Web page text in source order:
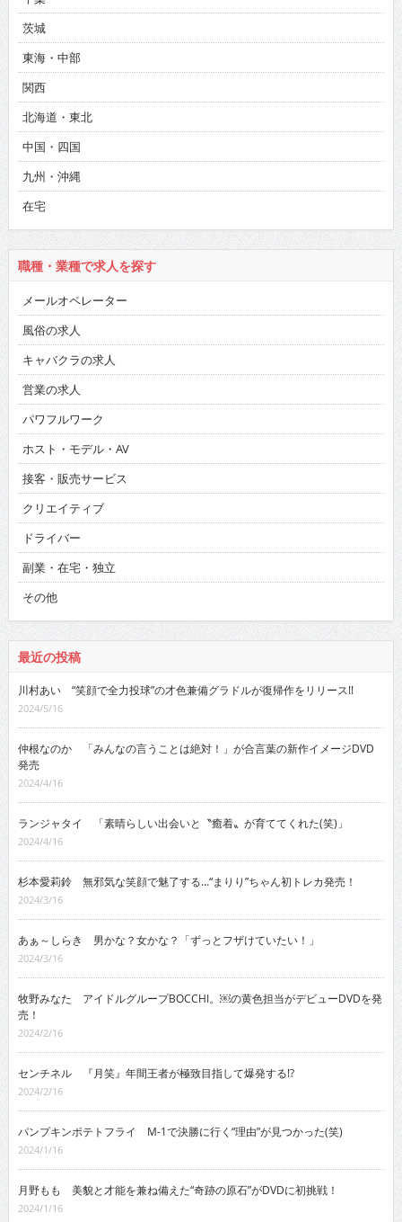
茨城
東海・中部
関西
北海道・東北
中国・四国
九州・沖縄
在宅
職種・業種で求人を探す
メールオペレーター
風俗の求人
キャバクラの求人
営業の求人
パワフルワーク
ホスト・モデル・AV
接客・販売サービス
クリエイティブ
ドライバー
副業・在宅・独立
その他
最近の投稿
川村あい “笑顔で全力投球”の才色兼備グラドルが復帰作をリリース!!
2024/5/16
仲根なのか 「みんなの言うことは絶対！」が合言葉の新作イメージDVD
発売
2024/4/16
ランジャタイ 「素晴らしい出会いと〝癒着〟が育ててくれた(笑)」
2024/4/16
杉本愛莉鈴 無邪気な笑顔で魅了する…“まりり”ちゃん初トレカ発売！
2024/3/16
あぁ～しらき 男かな？女かな？「ずっとフザけていたい！」
2024/3/16
牧野みなた アイドルグループBOCCHI。￼の黄色担当がデビューDVDを発
売！
2024/2/16
センチネル 『月笑』年間王者が極致目指して爆発する!?
2024/2/16
パンプキンポテトフライ M-1で決勝に行く“理由”が見つかった(笑)
2024/1/16
月野もも 美貌と才能を兼ね備えた“奇跡の原石”がDVDに初挑戦！
2024/1/16